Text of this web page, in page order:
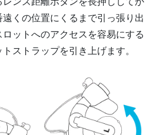
くの位置にくるまで引っ張り出
ロットへのアクセスを容易にする
ストラップを引き上げます。